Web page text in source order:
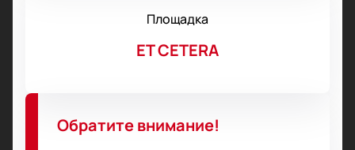
Площадка
ET CETERA
Обратите внимание!